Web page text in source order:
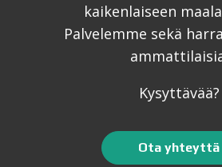
kaikenlaiseen
Palvelemme sekä
Kysyttävää?
Ota yhteyttä